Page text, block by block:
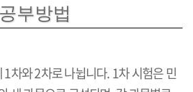
부방법
차와 2차로 나뉩니다. 1차 시험은 민